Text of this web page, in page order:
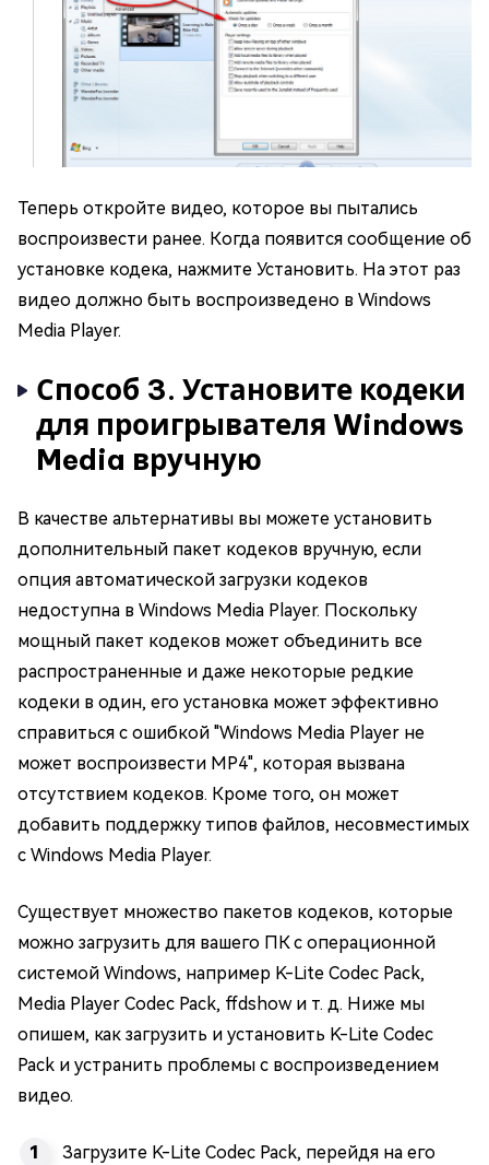
Теперь откройте видео, которое вы пытались
воспроизвести ранее. Когда появится сообщение об
установке кодека, нажмите Установить. На этот раз
видео должно быть воспроизведено в Windows
Media Player.
Способ 3. Установите кодеки
для проигрывателя Windows
Media вручную
В качестве альтернативы вы можете установить
дополнительный пакет кодеков вручную, если
опция автоматической загрузки кодеков
недоступна в Windows Media Player. Поскольку
мощный пакет кодеков может объединить все
распространенные и даже некоторые редкие
кодеки в один, его установка может эффективно
справиться с ошибкой "Windows Media Player не
может воспроизвести MP4", которая вызвана
отсутствием кодеков. Кроме того, он может
добавить поддержку типов файлов, несовместимых
с Windows Media Player.
Существует множество пакетов кодеков, которые
можно загрузить для вашего ПК с операционной
системой Windows, например K-Lite Codec Pack,
Media Player Codec Pack, ffdshow и т. д. Ниже мы
опишем, как загрузить и установить K-Lite Codec
Pack и устранить проблемы с воспроизведением
видео.
Загрузите K-Lite Codec Pack, перейдя на его